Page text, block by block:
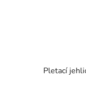
Pletací